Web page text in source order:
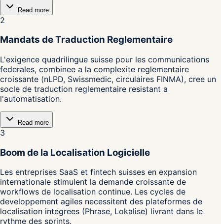
Read more
2
Mandats de Traduction Reglementaire
L'exigence quadrilingue suisse pour les communications
federales, combinee a la complexite reglementaire
croissante (nLPD, Swissmedic, circulaires FINMA), cree un
socle de traduction reglementaire resistant a
l'automatisation.
Read more
3
Boom de la Localisation Logicielle
Les entreprises SaaS et fintech suisses en expansion
internationale stimulent la demande croissante de
workflows de localisation continue. Les cycles de
developpement agiles necessitent des plateformes de
localisation integrees (Phrase, Lokalise) livrant dans le
rythme des sprints.